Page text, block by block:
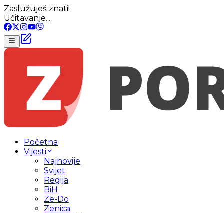
Zaslužuješ znati!
Učitavanje...
Početna
Vijesti
Najnovije
Svijet
Regija
BiH
Ze-Do
Zenica